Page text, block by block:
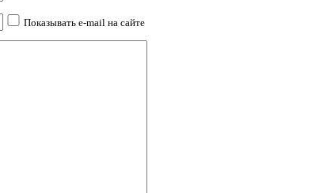
Показывать e-mail на сайте